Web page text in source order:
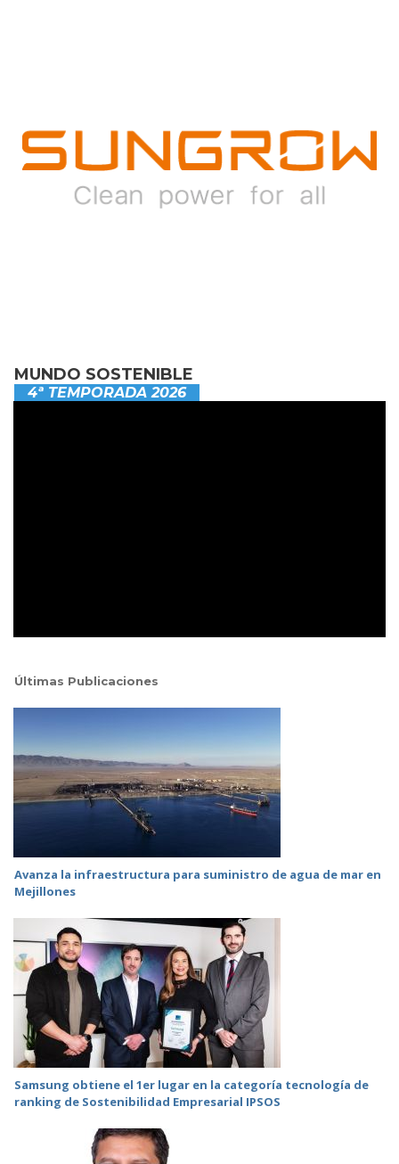
MUNDO SOSTENIBLE
4ª TEMPORADA 2026
Últimas Publicaciones
Avanza la infraestructura para suministro de agua de mar en
Mejillones
Samsung obtiene el 1er lugar en la categoría tecnología de
ranking de Sostenibilidad Empresarial IPSOS